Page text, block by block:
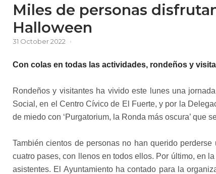
Miles de personas
Halloween
31 October 2022
Con colas en todas las actividades, rondeños y
Rondeños y visitantes ha vivido este lunes una
Social, en el Centro Cívico de El Fuerte, y por la
de miedo con ‘Purgatorium, la Ronda más oscura’ que
También cientos de personas no han querido
cuatro pases, con llenos en todos ellos. Por último, en
asistentes. El Ayuntamiento ha contado para la